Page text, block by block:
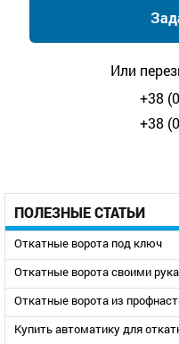
ПОЛЕЗНЫЕ СТАТЬИ
Откатные ворота под ключ
Откатные ворота своими
Откатные ворота из
Купить автоматику для
Или
+38
+38